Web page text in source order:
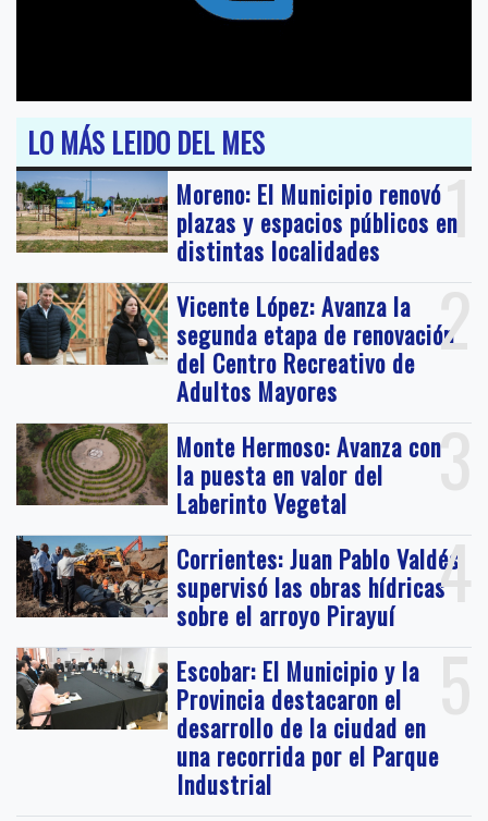
LO MÁS LEIDO DEL MES
1
Moreno: El Municipio renovó
plazas y espacios públicos en
distintas localidades
2
Vicente López: Avanza la
segunda etapa de renovación
del Centro Recreativo de
Adultos Mayores
3
Monte Hermoso: Avanza con
la puesta en valor del
Laberinto Vegetal
4
Corrientes: Juan Pablo Valdés
supervisó las obras hídricas
sobre el arroyo Pirayuí
5
Escobar: El Municipio y la
Provincia destacaron el
desarrollo de la ciudad en
una recorrida por el Parque
Industrial